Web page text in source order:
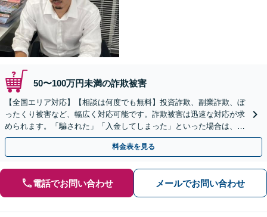
50〜100万円未満の詐欺被害
【全国エリア対応】【相談は何度でも無料】投資詐欺、副業詐欺、ぼ
ったくり被害など、幅広く対応可能です。詐欺被害は迅速な対応が求
められます。「騙された」「入金してしまった」といった場合は、お
早めにご相談ください。【電話・メール・WEB相談可】
料金表を見る
電話でお問い合わせ メールでお問い合わせ